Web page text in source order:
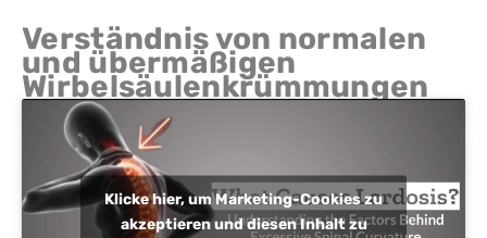
Verständnis von normalen
und übermäßigen
Wirbelsäulenkrümmungen
Klicke hier, um Marketing-Cookies zu
akzeptieren und diesen Inhalt zu